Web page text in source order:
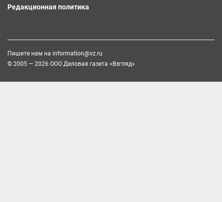
Редакционная политика
Пишите нам на information@vz.ru
© 2005 — 2026 ООО Деловая газета «Взгляд»